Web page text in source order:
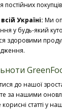
Україні: Ми
у будь-який
здоровими
до нашої
за нашими
статті у